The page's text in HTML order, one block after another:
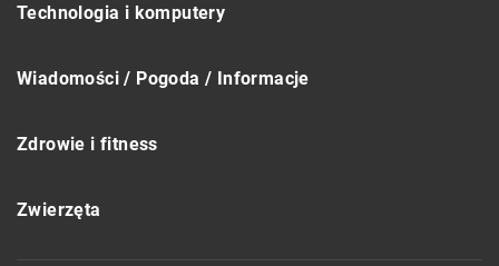
Technologia i komputery
Wiadomości / Pogoda / Informacje
Zdrowie i fitness
Zwierzęta